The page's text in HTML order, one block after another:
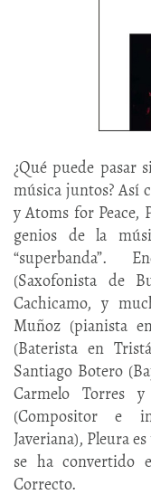
¿Qué puede pasar
música juntos? Así
y Atoms for Peace,
genios de la
“superbanda”.
(Saxofonista de
Cachicamo, y
Muñoz (pianista
(Baterista en
Santiago Botero
Carmelo Torres
(Compositor e
Javeriana), Pleura
se ha convertido
Correcto.